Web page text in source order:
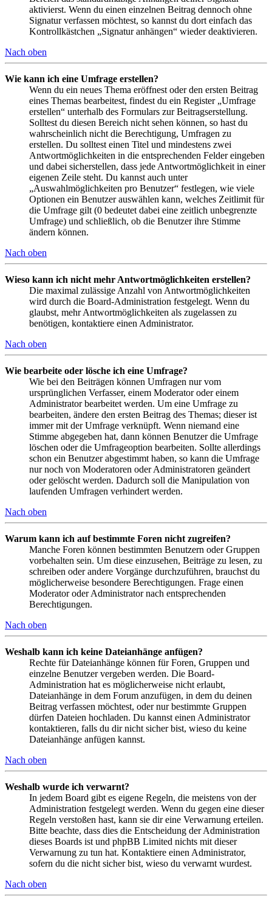
aktivierst. Wenn du einen einzelnen Beitrag dennoch ohne
Signatur verfassen möchtest, so kannst du dort einfach das
Kontrollkästchen „Signatur anhängen“ wieder deaktivieren.
Nach oben
Wie kann ich eine Umfrage erstellen?
Wenn du ein neues Thema eröffnest oder den ersten Beitrag
eines Themas bearbeitest, findest du ein Register „Umfrage
erstellen“ unterhalb des Formulars zur Beitragserstellung.
Solltest du diesen Bereich nicht sehen können, so hast du
wahrscheinlich nicht die Berechtigung, Umfragen zu
erstellen. Du solltest einen Titel und mindestens zwei
Antwortmöglichkeiten in die entsprechenden Felder eingeben
und dabei sicherstellen, dass jede Antwortmöglichkeit in einer
eigenen Zeile steht. Du kannst auch unter
„Auswahlmöglichkeiten pro Benutzer“ festlegen, wie viele
Optionen ein Benutzer auswählen kann, welches Zeitlimit für
die Umfrage gilt (0 bedeutet dabei eine zeitlich unbegrenzte
Umfrage) und schließlich, ob die Benutzer ihre Stimme
ändern können.
Nach oben
Wieso kann ich nicht mehr Antwortmöglichkeiten erstellen?
Die maximal zulässige Anzahl von Antwortmöglichkeiten
wird durch die Board-Administration festgelegt. Wenn du
glaubst, mehr Antwortmöglichkeiten als zugelassen zu
benötigen, kontaktiere einen Administrator.
Nach oben
Wie bearbeite oder lösche ich eine Umfrage?
Wie bei den Beiträgen können Umfragen nur vom
ursprünglichen Verfasser, einem Moderator oder einem
Administrator bearbeitet werden. Um eine Umfrage zu
bearbeiten, ändere den ersten Beitrag des Themas; dieser ist
immer mit der Umfrage verknüpft. Wenn niemand eine
Stimme abgegeben hat, dann können Benutzer die Umfrage
löschen oder die Umfrageoption bearbeiten. Sollte allerdings
schon ein Benutzer abgestimmt haben, so kann die Umfrage
nur noch von Moderatoren oder Administratoren geändert
oder gelöscht werden. Dadurch soll die Manipulation von
laufenden Umfragen verhindert werden.
Nach oben
Warum kann ich auf bestimmte Foren nicht zugreifen?
Manche Foren können bestimmten Benutzern oder Gruppen
vorbehalten sein. Um diese einzusehen, Beiträge zu lesen, zu
schreiben oder andere Vorgänge durchzuführen, brauchst du
möglicherweise besondere Berechtigungen. Frage einen
Moderator oder Administrator nach entsprechenden
Berechtigungen.
Nach oben
Weshalb kann ich keine Dateianhänge anfügen?
Rechte für Dateianhänge können für Foren, Gruppen und
einzelne Benutzer vergeben werden. Die Board-
Administration hat es möglicherweise nicht erlaubt,
Dateianhänge in dem Forum anzufügen, in dem du deinen
Beitrag verfassen möchtest, oder nur bestimmte Gruppen
dürfen Dateien hochladen. Du kannst einen Administrator
kontaktieren, falls du dir nicht sicher bist, wieso du keine
Dateianhänge anfügen kannst.
Nach oben
Weshalb wurde ich verwarnt?
In jedem Board gibt es eigene Regeln, die meistens von der
Administration festgelegt werden. Wenn du gegen eine dieser
Regeln verstoßen hast, kann sie dir eine Verwarnung erteilen.
Bitte beachte, dass dies die Entscheidung der Administration
dieses Boards ist und phpBB Limited nichts mit dieser
Verwarnung zu tun hat. Kontaktiere einen Administrator,
sofern du die nicht sicher bist, wieso du verwarnt wurdest.
Nach oben